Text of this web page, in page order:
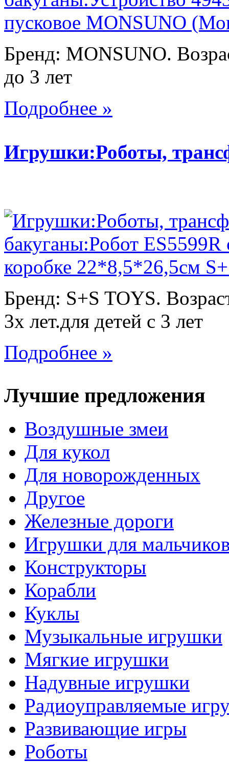
Бренд: MONSUNO.
до 3 лет
Подробнее »
Игрушки:Роботы,
Бренд: S+S TOYS.
3х лет.для детей с 3 лет
Подробнее »
Лучшие предложения
Воздушные змеи
Для кукол
Для новорожденных
Другое
Железные дороги
Игрушки для
Конструкторы
Корабли
Куклы
Музыкальные игрушки
Мягкие игрушки
Надувные игрушки
Радиоуправляемые
Развивающие игры
Роботы